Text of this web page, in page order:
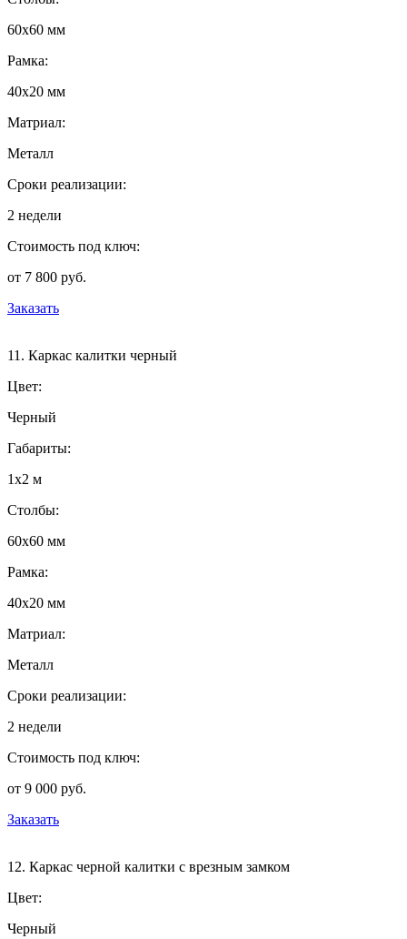
60х60 мм
Рамка:
40х20 мм
Матриал:
Металл
Сроки реализации:
2 недели
Стоимость под ключ:
от 7 800 руб.
Заказать
11. Каркас калитки черный
Цвет:
Черный
Габариты:
1х2 м
Столбы:
60х60 мм
Рамка:
40х20 мм
Матриал:
Металл
Сроки реализации:
2 недели
Стоимость под ключ:
от 9 000 руб.
Заказать
12. Каркас черной калитки с врезным замком
Цвет:
Черный